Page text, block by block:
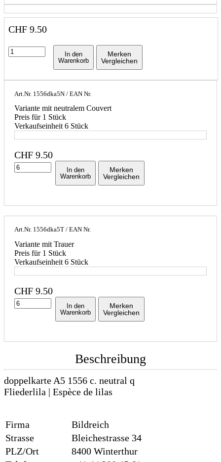
CHF 9.50
In den
Warenkorb
Merken
Vergleichen
Art.Nr. 1556dka5N / EAN Nr.
Variante mit neutralem Couvert
Preis für 1 Stück
Verkaufseinheit 6 Stück
CHF 9.50
In den
Warenkorb
Merken
Vergleichen
Art.Nr. 1556dka5T / EAN Nr.
Variante mit Trauer
Preis für 1 Stück
Verkaufseinheit 6 Stück
CHF 9.50
In den
Warenkorb
Merken
Vergleichen
Beschreibung
doppelkarte A5 1556 c. neutral q
Fliederlila | Espèce de lilas
Firma
Bildreich
Strasse
Bleichestrasse 34
PLZ/Ort
8400 Winterthur